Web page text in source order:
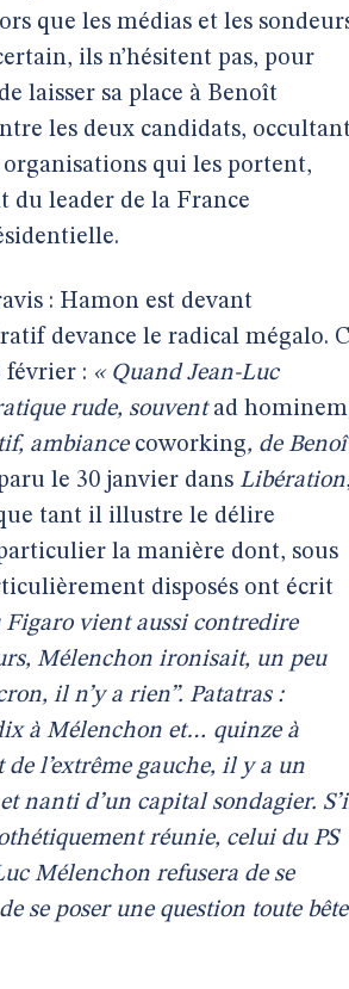
que les médias et les
ils n’hésitent pas, pour
laisser sa place à Benoît
les deux candidats,
qui les portent,
du leader de la France
: Hamon est devant
devance le radical mégalo.
février : « Quand Jean-Luc
rude, souvent ad hominem
ambiance coworking, de
le 30 janvier dans Libération,
tant il illustre le délire
la manière dont, sous
disposés ont écrit
Figaro vient aussi contredire
Mélenchon ironisait, un peu
il n’y a rien”. Patatras :
à Mélenchon et… quinze à
l’extrême gauche, il y a un
nanti d’un capital sondagier.
réunie, celui du PS
Mélenchon refusera de se
se poser une question toute